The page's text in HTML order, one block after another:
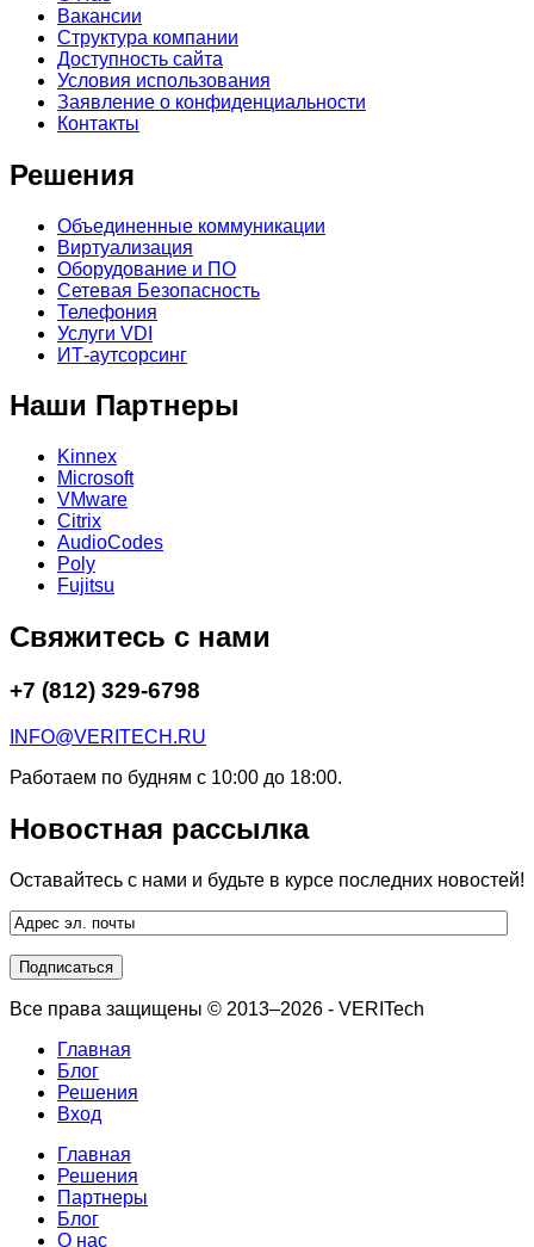
Вакансии
Структура компании
Доступность сайта
Условия использования
Заявление о конфиденциальности
Контакты
Решения
Объединенные коммуникации
Виртуализация
Оборудование и ПО
Сетевая Безопасность
Телефония
Услуги VDI
ИТ-аутсорсинг
Наши Партнеры
Kinnex
Microsoft
VMware
Citrix
AudioCodes
Poly
Fujitsu
Свяжитесь с нами
+7 (812) 329-6798
INFO@VERITECH.RU
Работаем по будням с 10:00 до 18:00.
Новостная рассылка
Оставайтесь с нами и будьте в курсе последних новостей!
Все права защищены © 2013–2026 - VERITech
Главная
Блог
Решения
Вход
Главная
Решения
Партнеры
Блог
О нас